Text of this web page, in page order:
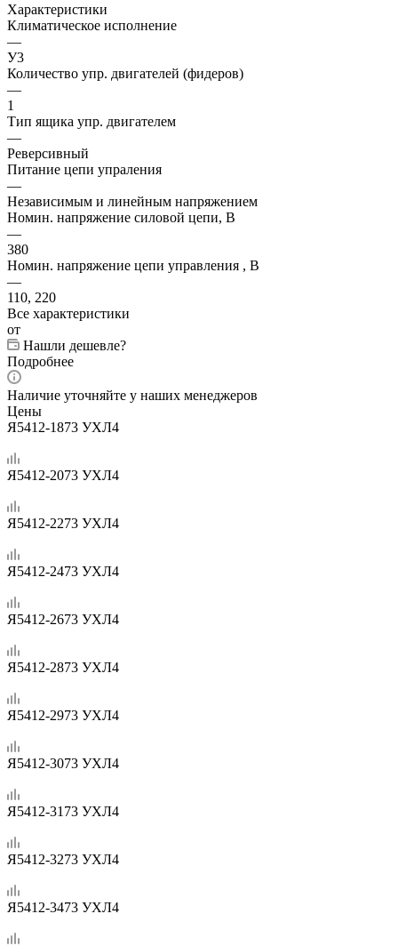
Характеристики
Климатическое исполнение
—
У3
Количество упр. двигателей (фидеров)
—
1
Тип ящика упр. двигателем
—
Реверсивный
Питание цепи упраления
—
Независимым и линейным напряжением
Номин. напряжение силовой цепи, В
—
380
Номин. напряжение цепи управления , В
—
110, 220
Все характеристики
от
Нашли дешевле?
Подробнее
Наличие уточняйте у наших менеджеров
Цены
Я5412-1873 УХЛ4
Я5412-2073 УХЛ4
Я5412-2273 УХЛ4
Я5412-2473 УХЛ4
Я5412-2673 УХЛ4
Я5412-2873 УХЛ4
Я5412-2973 УХЛ4
Я5412-3073 УХЛ4
Я5412-3173 УХЛ4
Я5412-3273 УХЛ4
Я5412-3473 УХЛ4